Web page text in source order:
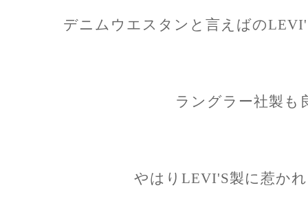
デニムウエスタンと言えばの
ラングラー社製も
やはりLEVI'S製に惹か